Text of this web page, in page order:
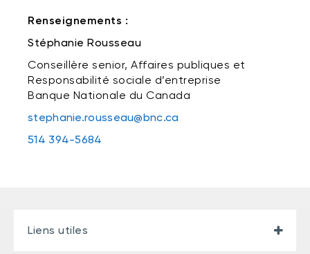
Renseignements :
Stéphanie Rousseau
Conseillère senior, Affaires publiques et
Responsabilité sociale d’entreprise
Banque Nationale du Canada
stephanie.rousseau@bnc.ca
514 394-5684
Liens utiles